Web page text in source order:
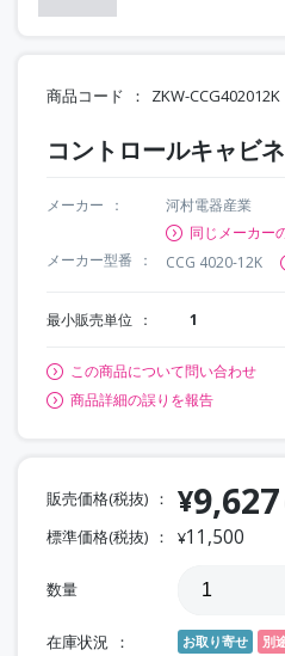
商品コード ZKW-CCG402012K
コントロールキャビ
メーカー
河村電器産業
同じメーカー
メーカー型番
CCG 4020-12K
最小販売単位 1
この商品について問い合わせ
商品詳細の誤りを報告
販売価格(税抜) ¥9,627
標準価格(税抜) ¥11,500
数量
在庫状況 お取り寄せ 別